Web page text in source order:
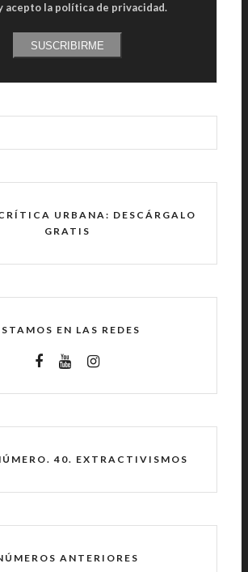
acepto la política de privacidad.
SUSCRIBIRME
URBANA: DESCÁRGALO
GRATIS
EN LAS REDES
40. EXTRACTIVISMOS
ANTERIORES